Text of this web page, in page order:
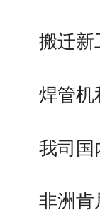
搬迁新
焊管
我司
非洲